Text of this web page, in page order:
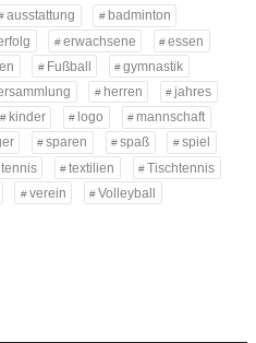
ausstattung
badminton
erwachsene
essen
Fußball
gymnastik
herren
jahres
kinder logo
mannschaft
sparen spaß
spiel
tennis textilien
Tischtennis
verein
Volleyball